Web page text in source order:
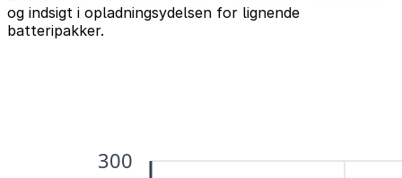
og indsigt i opladningsydelsen for lignende
batteripakker.